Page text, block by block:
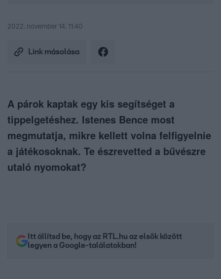
2022. november 14. 11:40
Link másolása
A párok kaptak egy kis segítséget a
tippelgetéshez. Istenes Bence most
megmutatja, mikre kellett volna felfigyelnie
a játékosoknak. Te észrevetted a bűvészre
utaló nyomokat?
Itt állítsd be, hogy az RTL.hu az elsők között
legyen a Google-találatokban!